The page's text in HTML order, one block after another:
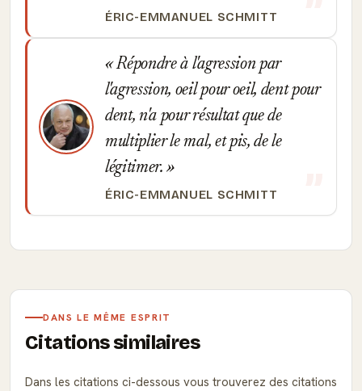
ÉRIC-EMMANUEL SCHMITT
Répondre à l'agression par
l'agression, oeil pour oeil, dent pour
dent, n'a pour résultat que de
multiplier le mal, et pis, de le
légitimer.
ÉRIC-EMMANUEL SCHMITT
DANS LE MÊME ESPRIT
Citations similaires
Dans les citations ci-dessous vous trouverez des citations